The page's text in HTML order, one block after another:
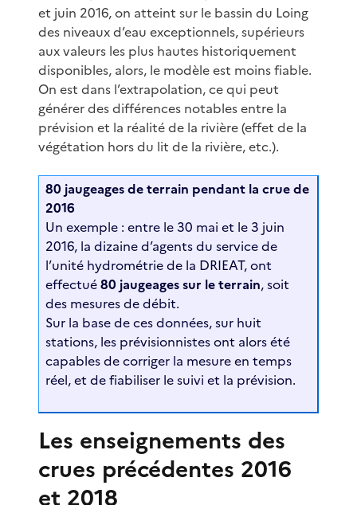
et juin 2016, on atteint sur le bassin du Loing
des niveaux d’eau exceptionnels, supérieurs
aux valeurs les plus hautes historiquement
disponibles, alors, le modèle est moins fiable.
On est dans l’extrapolation, ce qui peut
générer des différences notables entre la
prévision et la réalité de la rivière (effet de la
végétation hors du lit de la rivière, etc.).
80 jaugeages de terrain pendant la crue de
2016
Un exemple : entre le 30 mai et le 3 juin
2016, la dizaine d’agents du service de
l’unité hydrométrie de la DRIEAT, ont
effectué80 jaugeages sur le terrain, soit
des mesures de débit.
Sur la base de ces données, sur huit
stations, les prévisionnistes ont alors été
capables de corriger la mesure en temps
réel, et de fiabiliser le suivi et la prévision.
Les enseignements des
crues précédentes 2016
et 2018